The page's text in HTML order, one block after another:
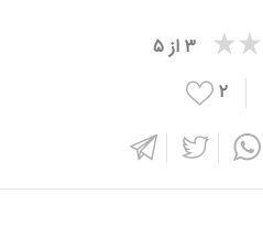
۳از۵
۲